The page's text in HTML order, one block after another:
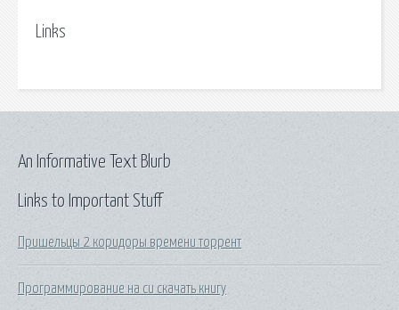
Links
Links to Important Stuff
Пришельцы 2 коридоры времени торрент
Программирование на си скачать книгу
An Informative Text Blurb